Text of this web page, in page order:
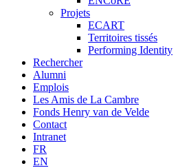
Projets
ECART
Territoires tissés
Performing Identity
Rechercher
Alumni
Emplois
Les Amis de La Cambre
Fonds Henry van de Velde
Contact
Intranet
FR
EN